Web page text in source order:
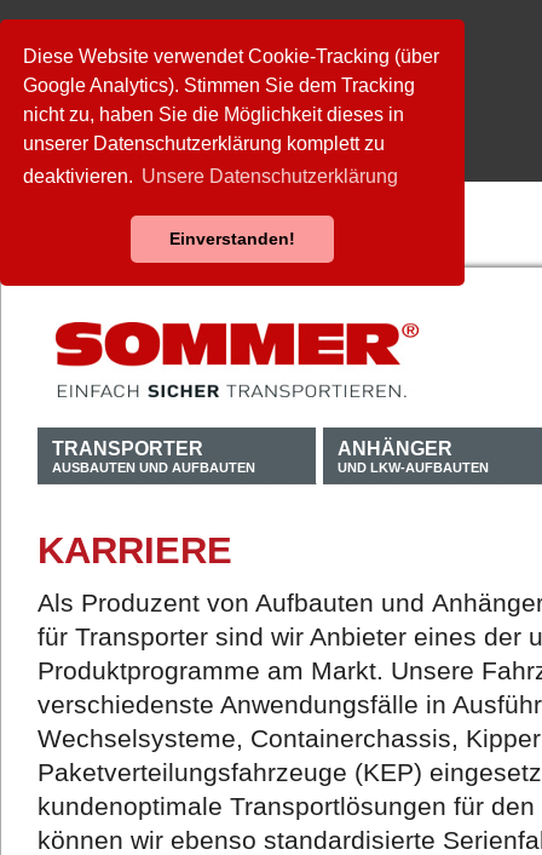
Diese Website verwendet Cookie-Tracking (über
Google Analytics). Stimmen Sie dem Tracking
nicht zu, haben Sie die Möglichkeit dieses in
unserer Datenschutzerklärung komplett zu
deaktivieren. Unsere Datenschutzerklärung
Einverstanden!
TRANSPORTER
AUSBAUTEN UND AUFBAUTEN
ANHÄNGER
UND LKW-AUFBAUTEN
KARRIERE
Als Produzent von Aufbauten und
für Transporter sind wir Anbieter eines der
Produktprogramme am Markt. Unsere
verschiedenste Anwendungsfälle in
Wechselsysteme, Containerchassis,
Paketverteilungsfahrzeuge (KEP)
kundenoptimale Transportlösungen für
können wir ebenso standardisierte